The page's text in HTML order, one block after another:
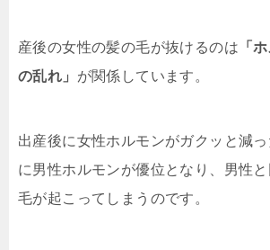
産後の女性の髪の毛が抜けるのは 「
の乱れ」 が関係しています。
出産後に女性ホルモンがガクッと減
に男性ホルモンが優位となり、男性
毛が起こってしまうのです。